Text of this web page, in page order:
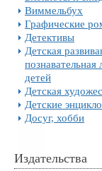
Виммельбух
Графические
Детективы
Детская
познавательная
детей
Детская
Детские
Досуг, хобби
Издательства